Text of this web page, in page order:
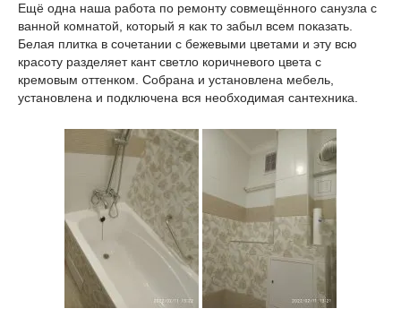
Ещё одна наша работа по ремонту совмещённого санузла с
ванной комнатой, который я как то забыл всем показать.
Белая плитка в сочетании с бежевыми цветами и эту всю
красоту разделяет кант светло коричневого цвета с
кремовым оттенком. Собрана и установлена мебель,
установлена и подключена вся необходимая сантехника.